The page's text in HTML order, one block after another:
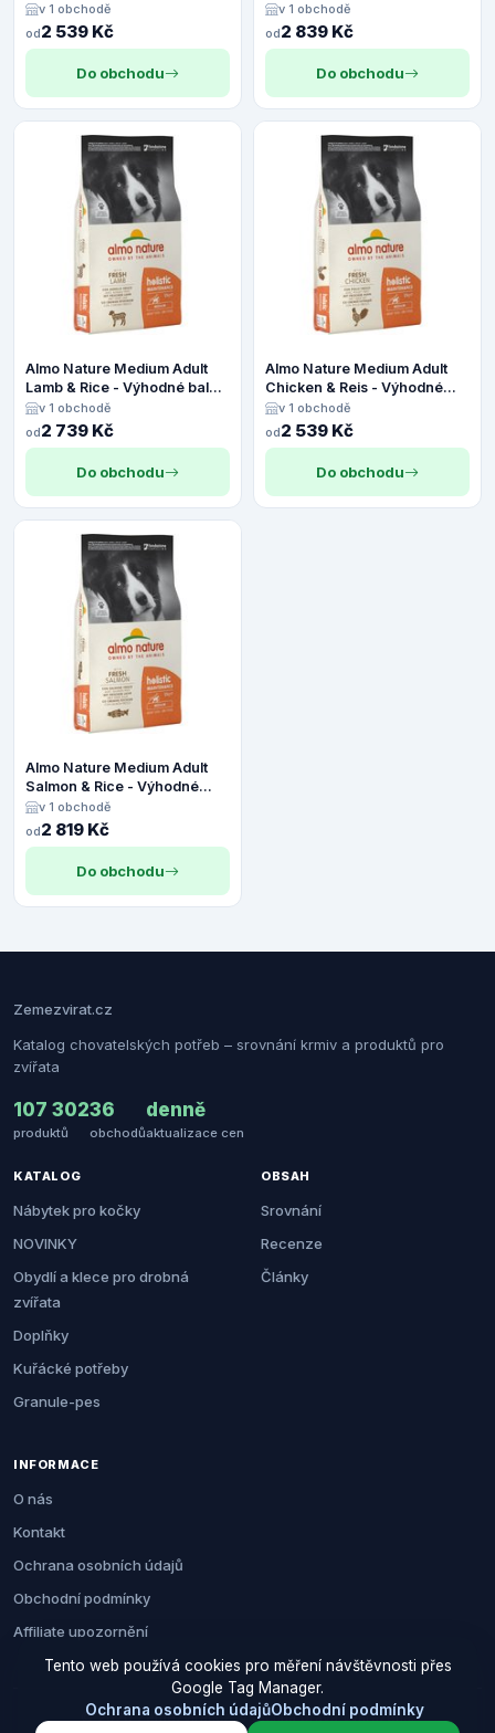
2 x 12 kg
v 1 obchodě
od2 539 Kč
Do obchodu
Výhodné balení 2 x 12 kg
v 1 obchodě
od2 839 Kč
Do obchodu
Almo Nature Medium Adult
Lamb & Rice - Výhodné balení
2 x 12 kg
v 1 obchodě
od2 739 Kč
Do obchodu
Almo Nature Medium Adult
Chicken & Reis - Výhodné
balení 2 x 12 kg
v 1 obchodě
od2 539 Kč
Do obchodu
Almo Nature Medium Adult
Salmon & Rice - Výhodné
balení 2 x 12 kg
v 1 obchodě
od2 819 Kč
Do obchodu
Zemezvirat.cz
Katalog chovatelských potřeb – srovnání krmiv a produktů pro
zvířata
107 302
produktů
36
obchodů
denně
aktualizace cen
KATALOG
Nábytek pro kočky
NOVINKY
Obydlí a klece pro drobná
zvířata
Doplňky
Kuřácké potřeby
Granule-pes
OBSAH
Srovnání
Recenze
Články
INFORMACE
O nás
Kontakt
Ochrana osobních údajů
Obchodní podmínky
Affiliate upozornění
© 2026 Zemezvirat.cz. Všechna práva vyhrazena.
Tento web používá cookies pro měření návštěvnosti přes
Google Tag Manager.
Ochrana osobních údajůObchodní podmínky